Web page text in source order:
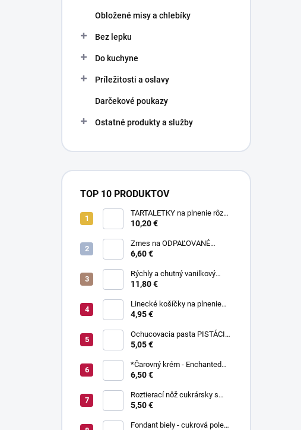
Obložené misy a chlebíky
Bez lepku
Do kuchyne
Príležitosti a oslavy
Darčekové poukazy
Ostatné produkty a služby
TOP 10 PRODUKTOV
TARTALETKY na plnenie rôzne
druhy 34 ks
10,20 €
Zmes na ODPAĽOVANÉ
CESTO bez odpaľovania 500 g
6,60 €
Rýchly a chutný vanilkový
puding bez varenia 1 kg
11,80 €
Linecké košíčky na plnenie
300 g
4,95 €
Ochucovacia pasta PISTÁCIA
70 g
5,05 €
*Čarovný krém - Enchanted
Cream ® 450 g
6,50 €
Roztierací nôž cukrársky s
ohnutou čepeľou 37 cm
5,50 €
Fondant biely - cukrová poleva